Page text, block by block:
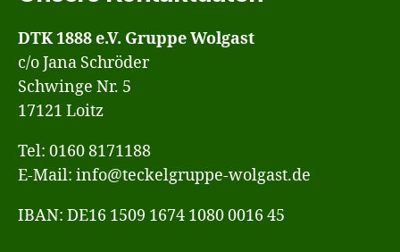
DTK 1888 e.V. Gruppe Wolgast
c/o Jana Schröder
Schwinge Nr. 5
17121 Loitz
Tel: 0160 8171188
E-Mail: info@teckelgruppe-wolgast.de
IBAN: DE16 1509 1674 1080 0016 45